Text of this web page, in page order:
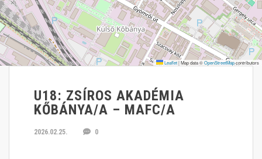
Leaflet|Map data ©OpenStreetMapcontributors
U18: ZSÍROS AKADÉMIA
KŐBÁNYA/A – MAFC/A
2026.02.25. 0